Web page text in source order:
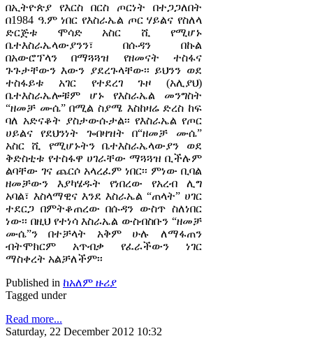
በኢትዮጵያ የእርስ በርስ ጦርነት በተጋጋለበት
በ1984 ዓ.ም ነበር የእስራኤል ጦር ሃይልና የስለላ
ድርጅቱ ሞሳድ አስር ሺ የሚሆኑ
ቤተእስራኤላውያንን፣ በሱዳን በኩል
በአውሮፕላን በማጓጓዝ የዘመናት ተስፋና
ጉጉታቸውን እውን ያደረጉላቸው፡፡ ይህንን ወደ
ተስፋይቱ አገር የተደረገ ጉዞ (አሊያህ)
ቤተእስራኤሎቹም ሆኑ የእስራኤል መንግስት
“ዘመቻ ሙሴ” በሚል ስያሜ እስከዛሬ ድረስ ከፍ
ባለ አድናቆት ያስታውሱታል፡፡ የእስራኤል የጦር
ሀይልና የደህንነት ጐበዛዝት በ“ዘመቻ ሙሴ”
አስር ሺ የሚሆኑትን ቤተእስራኤላውያን ወደ
ቅድስቲቱ የተስፋዋ ሀገራቸው ማጓጓዝ ቢችሉም
ልባቸው ገና ጨርሶ አላረፈም ነበር፡፡ ምነው ቢባል
ዘመቻውን እያካሄዱት የነበረው የአረብ ሊግ
አባል፣ እስላማዊና እንደ እስራኤል “ጠላት” ሀገር
ተደርጋ በምትቆጠረው በሱዳን ውስጥ ስለነበር
ነው፡፡ በዚህ የተነሳ እስራኤል ውስብስቡን “ዘመቻ
ሙሴ”ን በተቻላት አቅም ሁሉ ለማፋጠን
ብትሞክርም አጥብቃ የፈራችውን ነገር
ማስቀረት አልቻለችም፡፡
Published in ከአለም ዙሪያ
Tagged under
Read more...
Saturday, 22 December 2012 10:32